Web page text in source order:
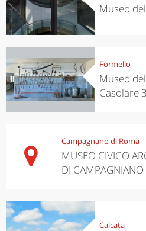
Museo
Formello
Museo
Casolare
Campagnano di Roma
MUSEO CIVICO
DI CAMPAGNIANO
Calcata